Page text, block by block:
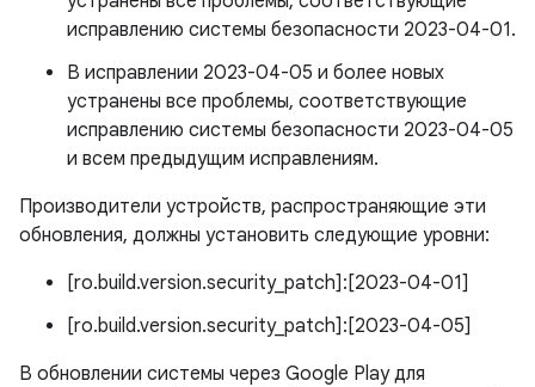
исправлению системы безопасности 2023-04-01.
В исправлении 2023-04-05 и более новых
устранены все проблемы, соответствующие
исправлению системы безопасности 2023-04-05
и всем предыдущим исправлениям.
Производители устройств, распространяющие эти
обновления, должны установить следующие уровни:
[ro.build.version.security_patch]:[2023-04-01]
[ro.build.version.security_patch]:[2023-04-05]
В обновлении системы через Google Play для